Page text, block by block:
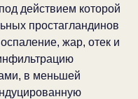
действием которой
простагландинов
жар, отек и
в меньшей